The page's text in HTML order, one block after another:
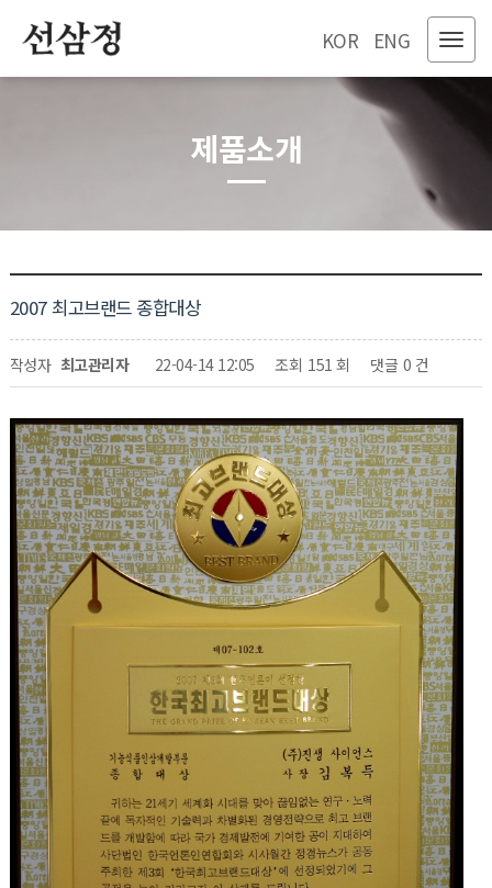
KOR ENG
제품소개
2007 최고브랜드 종합대상
페이지 정보
작성자 최고관리자 22-04-14 12:05 조회 151 회 댓글 0 건
관련링크